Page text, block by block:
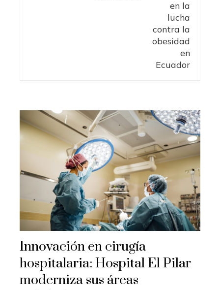
Innovación en cirugía
hospitalaria: Hospital El Pilar
moderniza sus áreas